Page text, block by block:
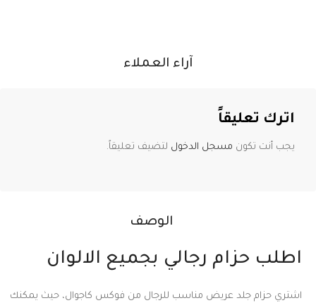
الوصف
اطلب حزام رجالي بجميع الالوان
اشتري حزام جلد عريض مناسب للرجال من فوكس كاجوال، حيث يمكنك
آراء العملاء
اترك تعليقاً
يجب أنت تكون مسجل الدخول لتضيف تعليقاً.